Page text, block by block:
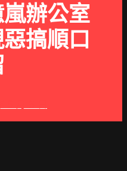
辦公室
搞順口